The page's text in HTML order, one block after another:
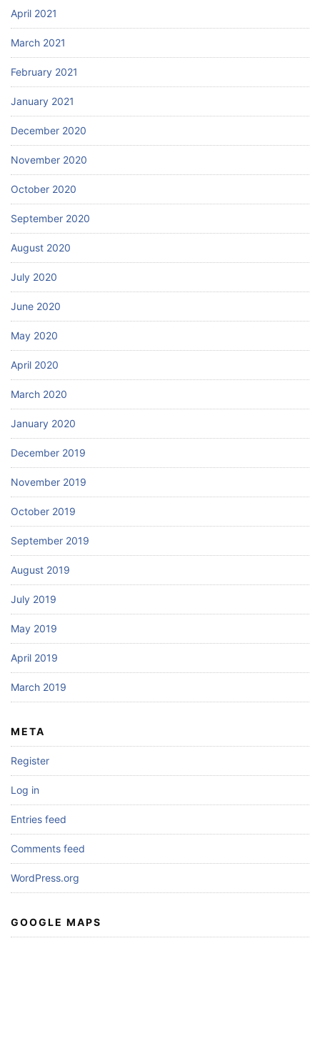
April 2021
March 2021
February 2021
January 2021
December 2020
November 2020
October 2020
September 2020
August 2020
July 2020
June 2020
May 2020
April 2020
March 2020
January 2020
December 2019
November 2019
October 2019
September 2019
August 2019
July 2019
May 2019
April 2019
March 2019
META
Register
Log in
Entries feed
Comments feed
WordPress.org
GOOGLE MAPS